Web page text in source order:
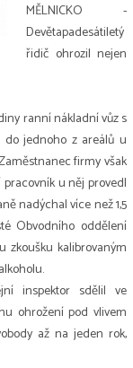
MĚLNICKO -
Devětapadesátiletý
řidič ohrozil nejen
ranní nákladní vůz s
jednoho z areálů u
firmy však
u něj provedl
nadýchal více než 1,5
Obvodního oddělení
zkoušku kalibrovaným
inspektor sdělil ve
ohrožení pod vlivem
až na jeden rok,